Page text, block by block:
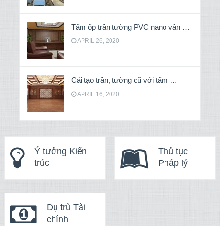
Tấm ốp trần tường PVC nano vân …
APRIL 26, 2020
Cải tạo trần, tường cũ với tấm …
APRIL 16, 2020
Ý tưởng Kiến
trúc
Thủ tục
Pháp lý
Dụ trù Tài
chính